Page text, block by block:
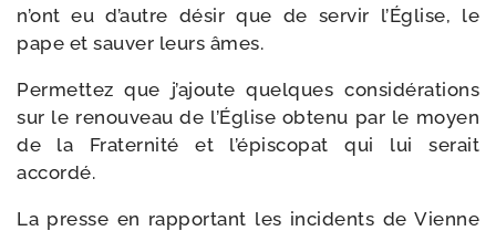
n’ont eu d’autre désir que de ser­vir l’Église, le
pape et sau­ver leurs âmes.
Permettez que j’ajoute quelques consi­dé­ra­tions
sur le renou­veau de l’Église obte­nu par le moyen
de la Fraternité et l’épiscopat qui lui serait
accordé.
La presse en rap­por­tant les inci­dents de Vienne